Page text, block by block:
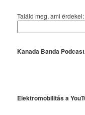
Találd meg, ami érdekel:
Kanada Banda Podcast
Elektromobilitás a